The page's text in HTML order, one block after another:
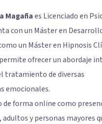
Magañaes Licenciado en
con un Máster en
un Máster en Hipnosis
ofrecer un abordaje
tratamiento de diversas
emocionales.
forma online como
y personas mayores